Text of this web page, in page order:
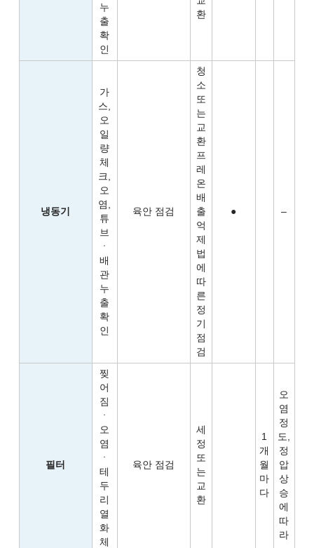
누
출
확
인
환
냉동기
가
스,
오
일
량
체
크,
오
염,
튜
브
ㆍ
배
관
누
출
확
인
육안 점검
청
소
또
는
교
환
프
레
온
배
출
억
제
법
에
따
른
정
기
점
검
● –
필터
찢
어
짐
ㆍ
오
염
ㆍ
테
두
리
열
화
체
육안 점검
세
정
또
는
교
환
1
개
월
마
다
오
염
정
도,
정
압
상
승
에
따
라